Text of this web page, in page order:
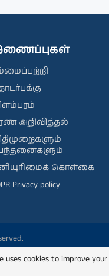
அறிவித்தல்
கொள்கை
Privacy policy
uses cookies to improve